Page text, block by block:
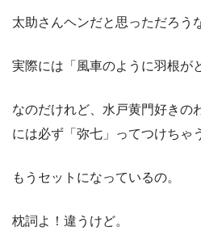
太助さんヘンだと思っただろう
実際には「風車のように羽根が
なのだけれど、水戸黄門好きの
には必ず「弥七」ってつけちゃ
もうセットになっているの。
枕詞よ！違うけど。